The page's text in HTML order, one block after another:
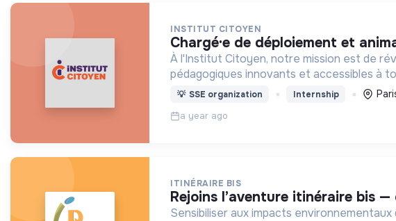
INSTITUT CITOYEN
chargé·e de déploiement et
À l'Institut Citoyen, notre mission est de
pédagogiques innovants et accessibles à
💡 SSE organization Internship
a year ago
ITINÉRAIRE BIS
rejoins l’aventure itinéraire bis
Sensibiliser aux impacts